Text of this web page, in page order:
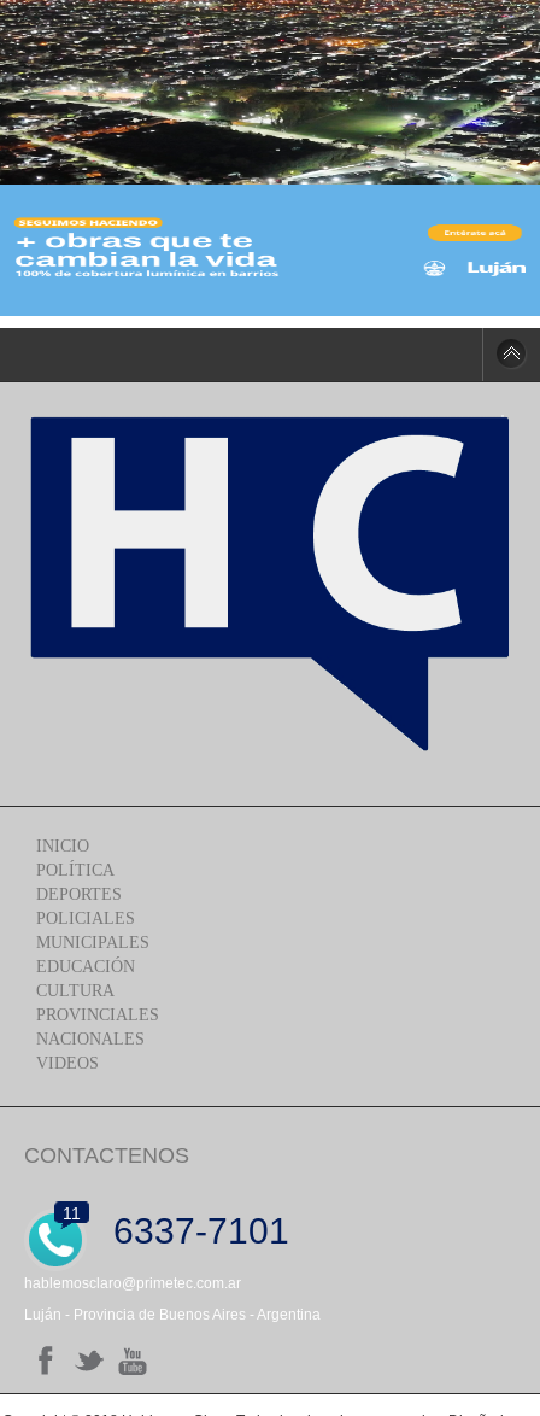
INICIO
POLÍTICA
DEPORTES
POLICIALES
MUNICIPALES
EDUCACIÓN
CULTURA
PROVINCIALES
NACIONALES
VIDEOS
CONTACTENOS
11 6337-7101
hablemosclaro@primetec.com.ar
Luján - Provincia de Buenos Aires - Argentina